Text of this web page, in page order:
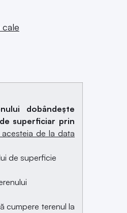
dobândește
superficiar prin
de la data
de superficie
cumpere terenul la